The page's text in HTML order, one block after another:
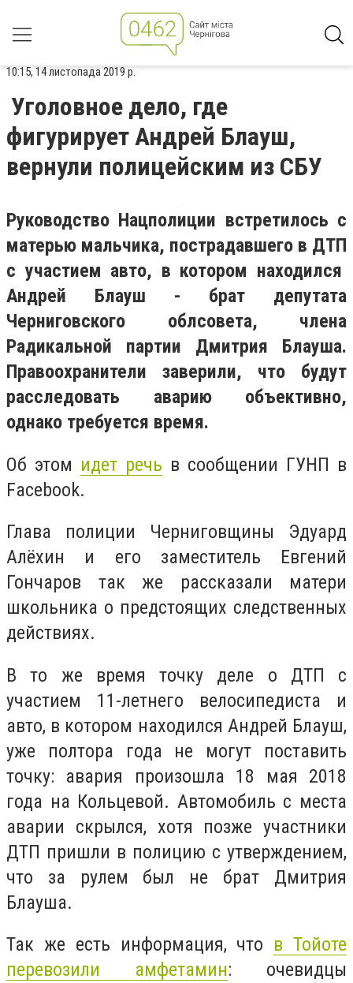
10:15, 14 листопада 2019 р.
Уголовное дело, где
фигурирует Андрей Блауш,
вернули полицейским из СБУ
Руководство Нацполиции встретилось с
матерью мальчика, пострадавшего в ДТП
с участием авто, в котором находился
Андрей Блауш - брат депутата
Черниговского облсовета, члена
Радикальной партии Дмитрия Блауша.
Правоохранители заверили, что будут
расследовать аварию объективно,
однако требуется время.
Об этом идет речь в сообщении ГУНП в
Facebook.
Глава полиции Черниговщины Эдуард
Алёхин и его заместитель Евгений
Гончаров так же рассказали матери
школьника о предстоящих следственных
действиях.
В то же время точку деле о ДТП с
участием 11-летнего велосипедиста и
авто, в котором находился Андрей Блауш,
уже полтора года не могут поставить
точку: авария произошла 18 мая 2018
года на Кольцевой. Автомобиль с места
аварии скрылся, хотя позже участники
ДТП пришли в полицию с утверждением,
что за рулем был не брат Дмитрия
Блауша.
Так же есть информация, что в Тойоте
перевозили амфетамин: очевидцы